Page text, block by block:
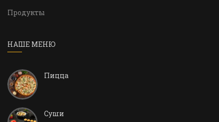
Продукты
НАШЕ МЕНЮ
Пицца
Суши